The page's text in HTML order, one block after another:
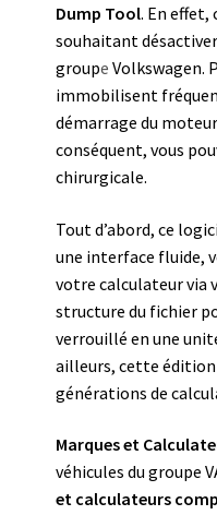
Dump Tool. En effet,
souhaitant
groupe Volkswagen.
immobilisent
démarrage du
conséquent, vous
chirurgicale.
Tout d’abord, ce
une interface fluide,
votre calculateur via
structure du fichier
verrouillé en une
ailleurs, cette
générations de
Marques et
véhicules du groupe
et calculateurs